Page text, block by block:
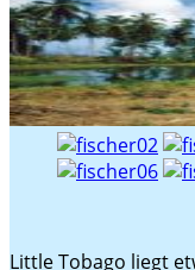
Little Tobago liegt